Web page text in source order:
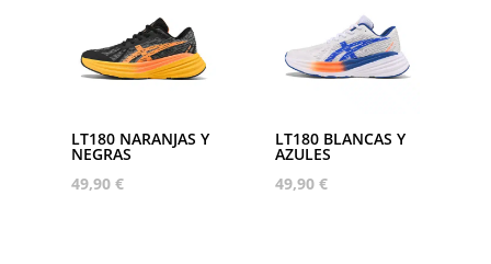
LT180 NARANJAS Y
NEGRAS
49,90 €
LT180 BLANCAS Y
AZULES
49,90€